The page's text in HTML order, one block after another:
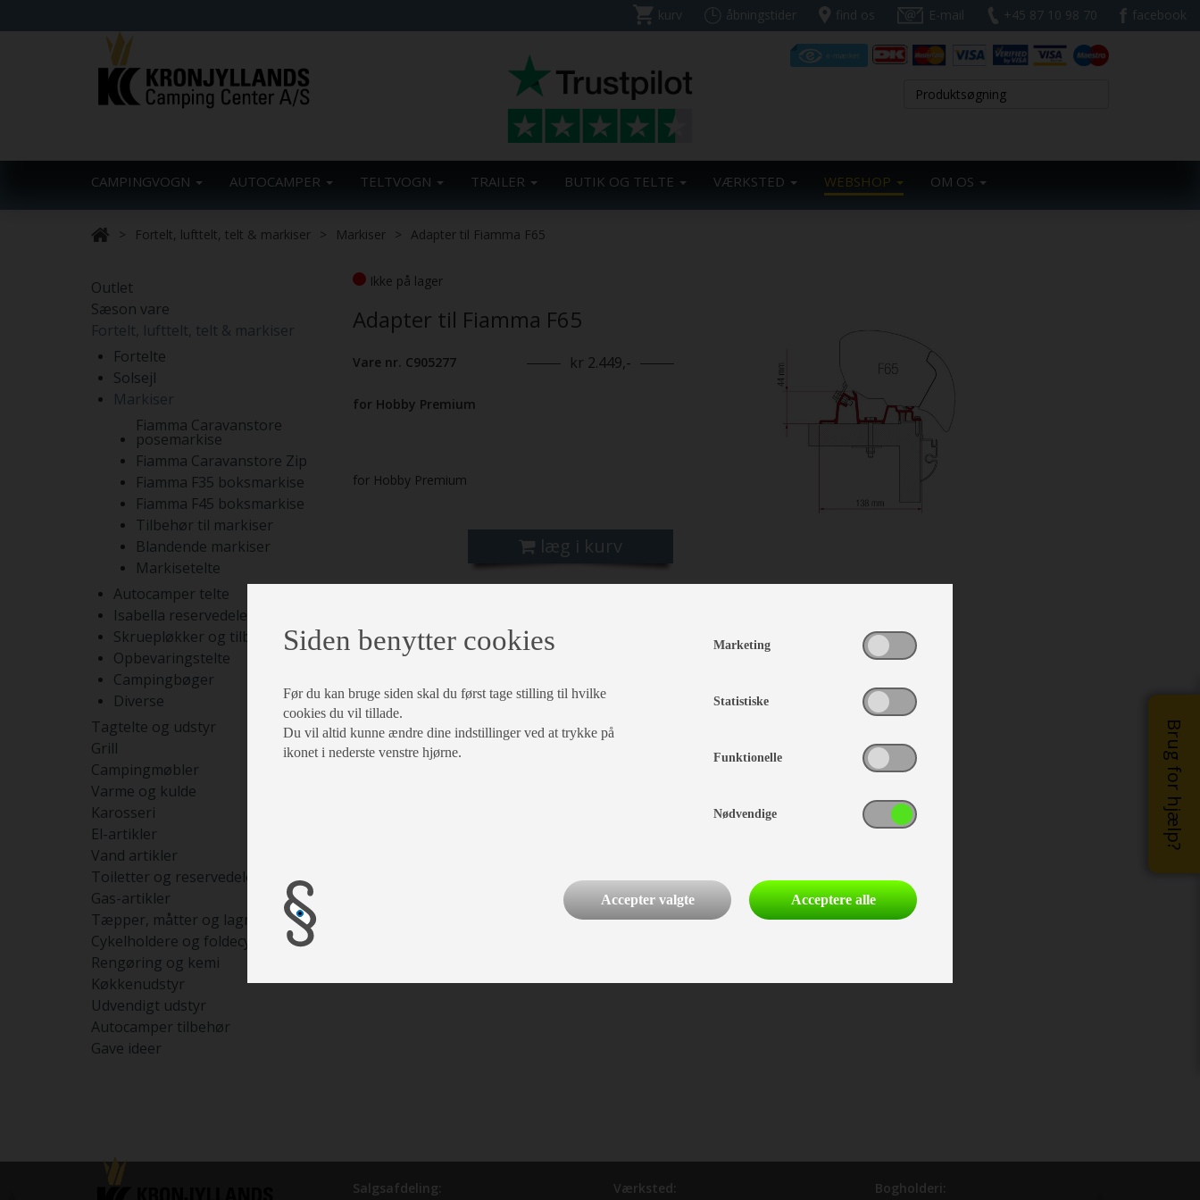
kurv åbningstider find os E-mail +45 87 10 98 70 facebook
CAMPINGVOGN AUTOCAMPER TELTVOGN TRAILER BUTIK OG TELTE VÆRKSTED WEBSHOP OM OS
Brug for hjælp?
Fortelt, lufttelt, telt & markiser Markiser Adapter til Fiamma F65
Outlet
Sæson vare
Fortelt, lufttelt, telt & markiser
Fortelte
Solsejl
Markiser
Fiamma Caravanstore
posemarkise
Fiamma Caravanstore Zip
Fiamma F35 boksmarkise
Fiamma F45 boksmarkise
Tilbehør til markiser
Blandende markiser
Markisetelte
Autocamper telte
Isabella reservedele
Skruepløkker og tilbehør
Opbevaringstelte
Campingbøger
Diverse
Tagtelte og udstyr
Grill
Campingmøbler
Varme og kulde
Karosseri
El-artikler
Vand artikler
Toiletter og reservedele
Gas-artikler
Tæpper, måtter og lagner
Cykelholdere og foldecykler
Rengøring og kemi
Køkkenudstyr
Udvendigt udstyr
Autocamper tilbehør
Gave ideer
Ikke på lager
Adapter til Fiamma F65
Vare nr. C905277 kr 2.449,-
for Hobby Premium
for Hobby Premium
læg i kurv
Salgsafdeling: Værksted: Bogholderi:
Siden benytter cookies
Før du kan bruge siden skal du først tage stilling til hvilke
cookies du vil tillade.
Du vil altid kunne ændre dine indstillinger ved at trykke på
ikonet i nederste venstre hjørne.
Marketing
Statistiske
Funktionelle
Nødvendige
Accepter valgte Acceptere alle